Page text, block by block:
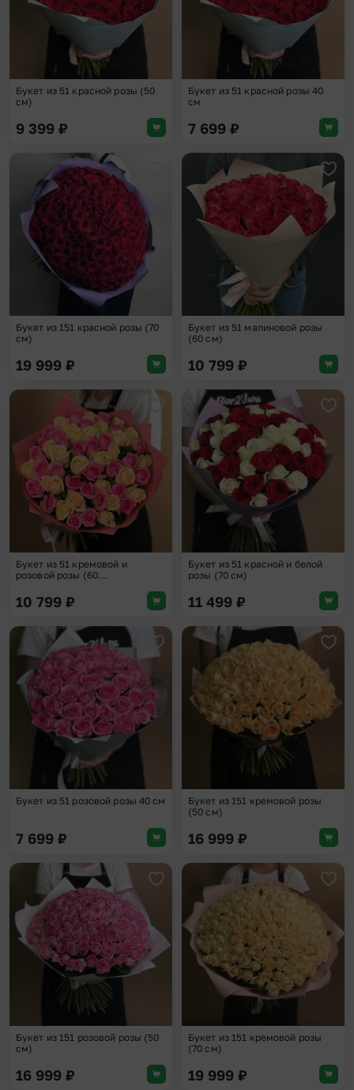
Букет из 51 красной розы (50
см)
9 399 ₽
Букет из 51 красной розы 40
см
7 699 ₽
Добавить в избранное
Букет из 151 красной розы (70
см)
19 999 ₽
Букет из 51 малиновой розы
(60 см)
10 799 ₽
Добавить в избранное
Букет из 51 кремовой и
розовой розы (60...
10 799 ₽
Букет из 51 красной и белой
розы (70 см)
11 499 ₽
Добавить в избранное
Букет из 51 розовой розы 40 см
7 699 ₽
Букет из 151 кремовой розы
(50 см)
16 999 ₽
Добавить в избранное
Букет из 151 розовой розы (50
см)
16 999 ₽
Букет из 151 кремовой розы
(70 см)
19 999 ₽